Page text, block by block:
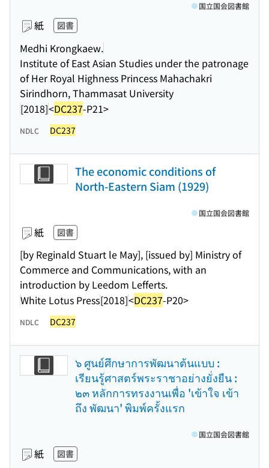
紙 図書
Medhi Krongkaew.
Institute of East Asian Studies under the patronage
of Her Royal Highness Princess Mahachakri
Sirindhorn, Thammasat University
[2018]<DC237-P21>
国立国会図書館
NDLC DC237
The economic conditions of
North-Eastern Siam (1929)
紙 図書
[by Reginald Stuart le May], [issued by] Ministry of
Commerce and Communications, with an
introduction by Leedom Lefferts.
White Lotus Press[2018]<DC237-P20>
国立国会図書館
NDLC DC237
๖ ศูนย์ศึกษาการพัฒนาต้นแบบ :
เรียนรู้ศาสตร์พระราชาอย่างยั่งยืน :
๒๓ หลักการทรงงานเพื่อ 'เข้าใจ เข้า
ถึง พัฒนา' พิมพ์ครั้งแรก
紙 図書
国立国会図書館